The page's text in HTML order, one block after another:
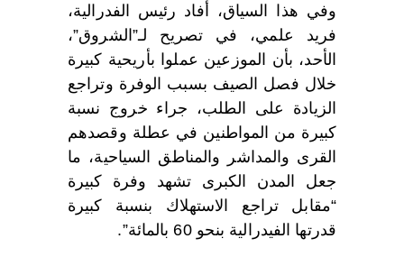
وفي هذا السياق، أفاد رئيس الفدرالية،
فريد علمي، في تصريح لـ”الشروق”،
الأحد، بأن الموزعين عملوا بأريحية كبيرة
خلال فصل الصيف بسبب الوفرة وتراجع
الزيادة على الطلب، جراء خروج نسبة
كبيرة من المواطنين في عطلة وقصدهم
القرى والمداشر والمناطق السياحية، ما
جعل المدن الكبرى تشهد وفرة كبيرة
“مقابل تراجع الاستهلاك بنسبة كبيرة
قدرتها الفيدرالية بنحو 60 بالمائة”.